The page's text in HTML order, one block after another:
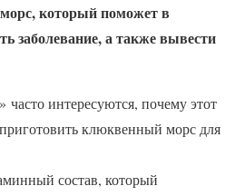
который поможет в
заболевание, а также вывести
интересуются, почему этот
клюквенный морс для
состав, который